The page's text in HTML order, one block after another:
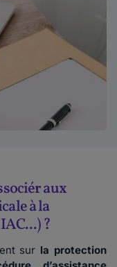
aux
à la
?
sur la protection